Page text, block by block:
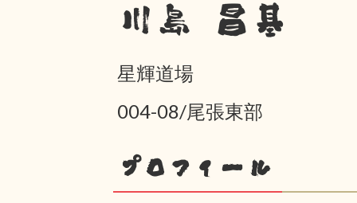
川島 昌基
星輝道場
004-08/尾張東部
プロフィール